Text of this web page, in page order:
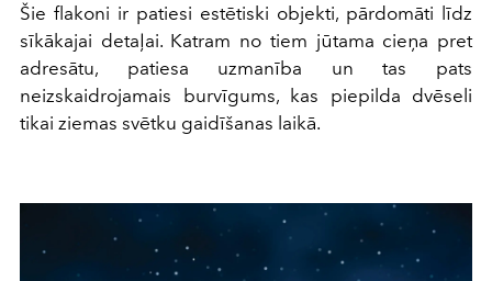
Šie flakoni ir patiesi estētiski objekti, pārdomāti līdz
sīkākajai detaļai. Katram no tiem jūtama cieņa pret
adresātu, patiesa uzmanība un tas pats
neizskaidrojamais burvīgums, kas piepilda dvēseli
tikai ziemas svētku gaidīšanas laikā.